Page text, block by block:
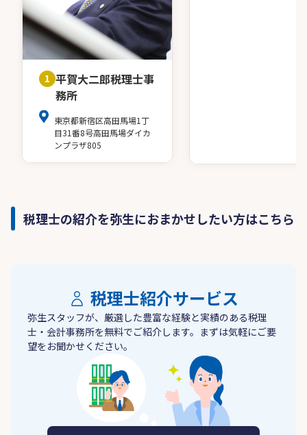
1 平賀大二郎税理士事
務所
東京都新宿区高田馬場1丁
目31番8号高田馬場ダイカ
ンプラザ805
税理士の紹介を弥生におまかせしたい方はこちら
税理士紹介サービス
弥生スタッフが、厳選した豊富な経験と実績のある税理
士・会計事務所を無料でご紹介します。まずは気軽にご要
望をお聞かせください。